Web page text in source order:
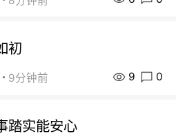
初
9分钟前 9 0
踏实能安心